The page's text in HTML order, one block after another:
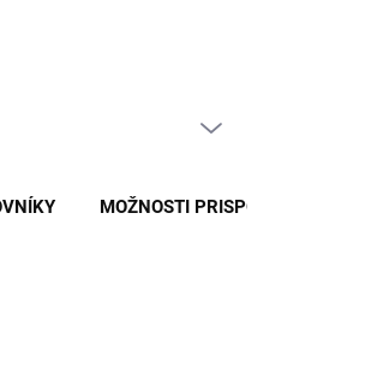
MOŽNOSTI PRISPÔSOBENIA